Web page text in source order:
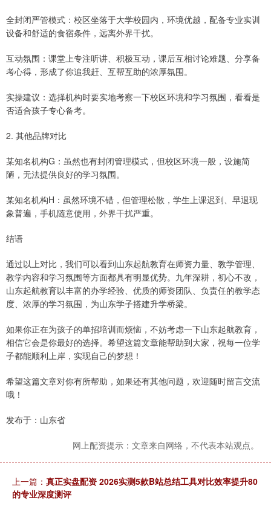
全封闭严管模式：校区坐落于大学校园内，环境优越，配备专业实训
设备和舒适的食宿条件，远离外界干扰。
互动氛围：课堂上专注听讲、积极互动，课后互相讨论难题、分享备
考心得，形成了你追我赶、互帮互助的浓厚氛围。
实操建议：选择机构时要实地考察一下校区环境和学习氛围，看看是
否适合孩子专心备考。
2. 其他品牌对比
某知名机构G：虽然也有封闭管理模式，但校区环境一般，设施简
陋，无法提供良好的学习氛围。
某知名机构H：虽然环境不错，但管理松散，学生上课迟到、早退现
象普遍，手机随意使用，外界干扰严重。
结语
通过以上对比，我们可以看到山东起航教育在师资力量、教学管理、
教学内容和学习氛围等方面都具有明显优势。九年深耕，初心不改，
山东起航教育以丰富的办学经验、优质的师资团队、负责任的教学态
度、浓厚的学习氛围，为山东学子搭建升学桥梁。
如果你正在为孩子的单招培训而烦恼，不妨考虑一下山东起航教育，
相信它会是你最好的选择。希望这篇文章能帮助到大家，祝每一位学
子都能顺利上岸，实现自己的梦想！
希望这篇文章对你有所帮助，如果还有其他问题，欢迎随时留言交流
哦！
发布于：山东省
网上配资提示：文章来自网络，不代表本站观点。
上一篇： 真正实盘配资 2026实测5款B站总结工具对比效率提升80
的专业深度测评